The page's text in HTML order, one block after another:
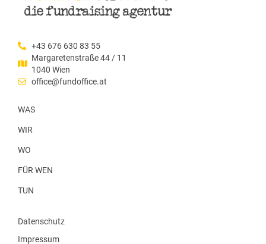
+43 676 630 83 55
Margaretenstraße 44 / 11
1040 Wien
office@fundoffice.at
WAS
WIR
WO
FÜR WEN
TUN
Datenschutz
Impressum